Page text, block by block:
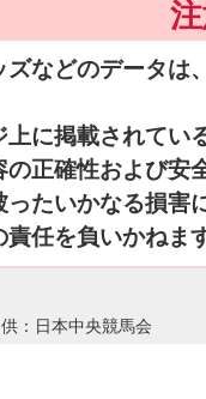
などのデータは
に掲載されてい
の正確性および安
ったいかなる損害
任を負いかねます
：日本中央競馬会